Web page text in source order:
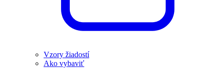
Vzory žiadostí
Ako vybaviť